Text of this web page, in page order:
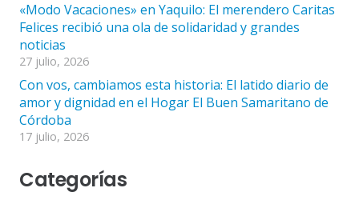
«Modo Vacaciones» en Yaquilo: El merendero Caritas
Felices recibió una ola de solidaridad y grandes
noticias
27 julio, 2026
Con vos, cambiamos esta historia: El latido diario de
amor y dignidad en el Hogar El Buen Samaritano de
Córdoba
17 julio, 2026
Categorías